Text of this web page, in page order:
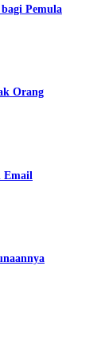
Pemula
Orang
Email